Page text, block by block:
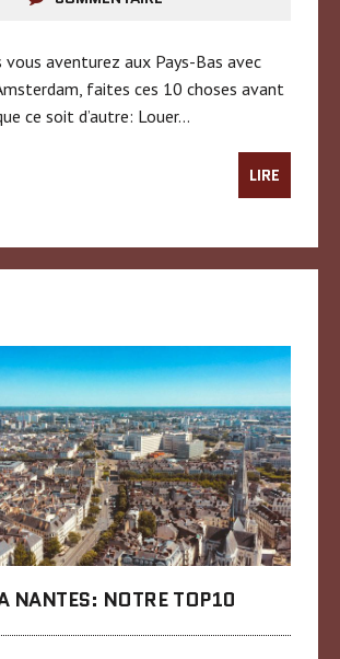
vous aventurez aux Pays-Bas avec
faites ces 10 choses avant
ce soit d’autre: Louer…
LIRE
NANTES: NOTRE TOP10